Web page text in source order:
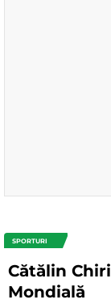
SPORTURI
Cătălin
Mondială